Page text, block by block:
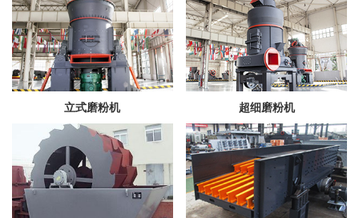
立式磨粉机 超细磨粉机